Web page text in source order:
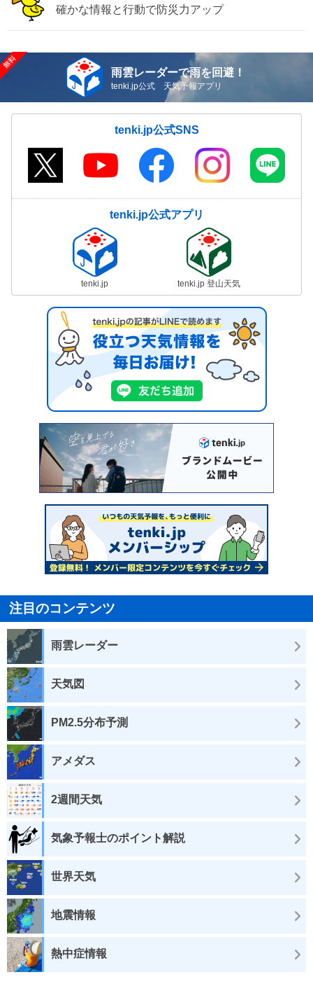
確かな情報と行動で防災力アップ
雨雲レーダーで雨を回避！
tenki.jp公式 天気予報アプリ
tenki.jp公式SNS
tenki.jp公式アプリ
tenki.jp tenki.jp 登山天気
注目のコンテンツ
雨雲レーダー
天気図
PM2.5分布予測
アメダス
2週間天気
気象予報士のポイント解説
世界天気
地震情報
熱中症情報